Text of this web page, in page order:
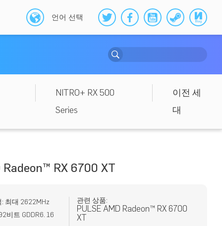
언어 선택
NITRO+ RX 500
Series
이전 세
대
Radeon™ RX 6700 XT
: 최대 2622MHz
비트 GDDR6. 16
관련 상품:
PULSE AMD Radeon™ RX 6700
XT